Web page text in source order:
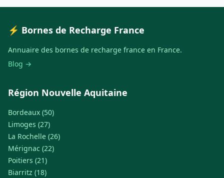
⚡ Bornes de Recharge France
Annuaire des bornes de recharge france en France.
Blog →
Région Nouvelle Aquitaine
Bordeaux (50)
Limoges (27)
La Rochelle (26)
Mérignac (22)
Poitiers (21)
Biarritz (18)